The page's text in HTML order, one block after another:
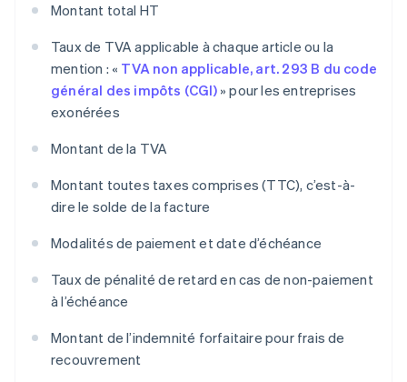
Montant total HT
Taux de TVA applicable à chaque article ou la
mention : « TVA non applicable, art. 293 B du code
général des impôts (CGI)» pour les entreprises
exonérées
Montant de la TVA
Montant toutes taxes comprises (TTC), c’est-à-
dire le solde de la facture
Modalités de paiement et date d’échéance
Taux de pénalité de retard en cas de non-paiement
à l’échéance
Montant de l’indemnité forfaitaire pour frais de
recouvrement